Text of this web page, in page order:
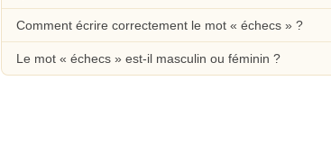
Comment écrire correctement le mot « échecs » ?
Le mot « échecs » est-il masculin ou féminin ?